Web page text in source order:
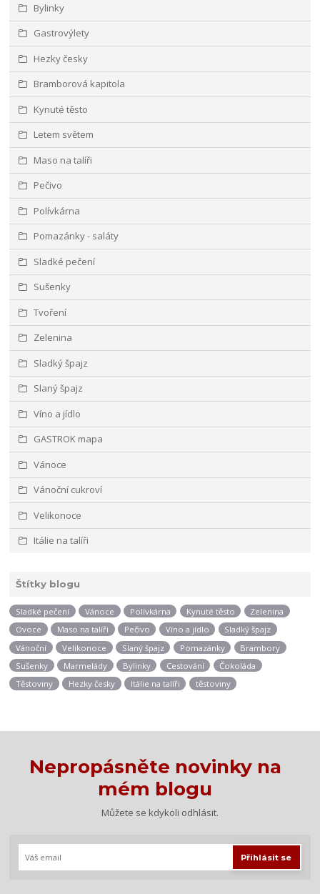
Bylinky
Gastrovýlety
Hezky česky
Bramborová kapitola
Kynuté těsto
Letem světem
Maso na talíři
Pečivo
Polívkárna
Pomazánky - saláty
Sladké pečení
Sušenky
Tvoření
Zelenina
Sladký špajz
Slaný špajz
Víno a jídlo
GASTROK mapa
Vánoce
Vánoční cukroví
Velikonoce
Itálie na talíři
Štítky blogu
Sladké pečení Vánoce Polívkárna Kynuté těsto
Zelenina
Ovoce
Maso na talíři Pečivo Víno a jídlo
Sladký špajz
Vánoční
Velikonoce Slaný špajz Pomazánky
Brambory
Sušenky
Marmelády Bylinky Cestování
Čokoláda
Těstoviny
Hezky česky Itálie na talíři těstoviny
Nepropásněte novinky na
mém blogu
Můžete se kdykoli odhlásit.
Přihlásit se